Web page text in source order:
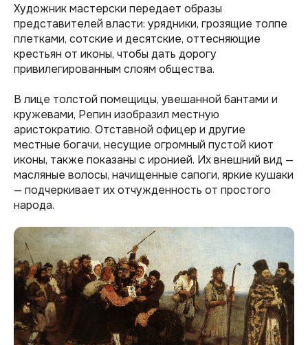
Художник мастерски передает образы
представителей власти: урядники, грозящие толпе
плетками, сотские и десятские, оттесняющие
крестьян от иконы, чтобы дать дорогу
привилегированным слоям общества.
В лице толстой помещицы, увешанной бантами и
кружевами, Репин изобразил местную
аристократию. Отставной офицер и другие
местные богачи, несущие огромный пустой киот
иконы, также показаны с иронией. Их внешний вид —
масляные волосы, начищенные сапоги, яркие кушаки
— подчеркивает их отчужденность от простого
народа.